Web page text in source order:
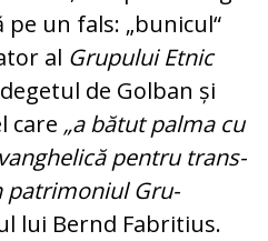
un fals: „bu­ni­cul“
al Gru­pului Etnic
de Gol­ban și
care „a bătut pal­ma cu
pen­tru trans­
patrimoniul Gru­
lui Bernd Fabritius.